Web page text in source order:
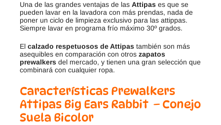
Una de las grandes ventajas de las Attipas es que se
pueden lavar en la lavadora con más prendas, nada de
poner un ciclo de limpieza exclusivo para las attippas.
Siempre lavar en programa frío máximo 30º grados.
El calzado respetuosos de Attipas también son más
asequibles en comparación con otros zapatos
prewalkers del mercado, y tienen una gran selección que
combinará con cualquier ropa.
Características Prewalkers
Attipas Big Ears Rabbit – Conejo
Suela Bicolor